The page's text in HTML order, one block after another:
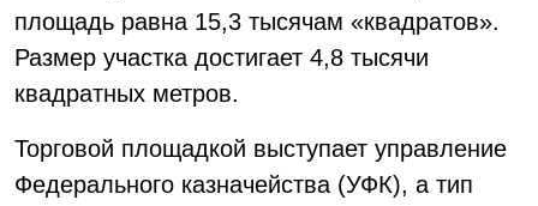
площадь равна 15,3 тысячам «квадратов».
Размер участка достигает 4,8 тысячи
квадратных метров.
Торговой площадкой выступает управление
Федерального казначейства (УФК), а тип